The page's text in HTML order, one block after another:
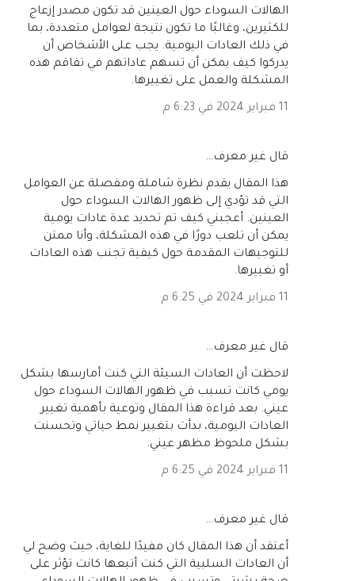
الهالات السوداء حول العينين قد تكون مصدر إزعاج
للكثيرين، وغالبًا ما تكون نتيجة لعوامل متعددة، بما
في ذلك العادات اليومية. يجب على الأشخاص أن
يدركوا كيف يمكن أن تسهم عاداتهم في تفاقم هذه
المشكلة والعمل على تغييرها.
11 فبراير 2024 في 6:23 م
‏قال غير معرف…
هذا المقال يقدم نظرة شاملة ومفصلة عن العوامل
التي قد تؤدي إلى ظهور الهالات السوداء حول
العينين. أعجبني كيف تم تحديد عدة عادات يومية
يمكن أن تلعب دورًا في هذه المشكلة، وأنا ممتن
للتوجيهات المقدمة حول كيفية تجنب هذه العادات
أو تغييرها.
11 فبراير 2024 في 6:25 م
‏قال غير معرف…
لاحظت أن العادات السيئة التي كنت أمارسها بشكل
يومي كانت تسبب في ظهور الهالات السوداء حول
عيني. بعد قراءة هذا المقال وتوعية بأهمية تغيير
العادات اليومية، بدأت بتغيير نمط حياتي وتحسنت
بشكل ملحوظ مظهر عيني.
11 فبراير 2024 في 6:25 م
‏قال غير معرف…
أعتقد أن هذا المقال كان مفيدًا للغاية، حيث وضح لي
أن العادات السلبية التي كنت أتبعها كانت تؤثر على